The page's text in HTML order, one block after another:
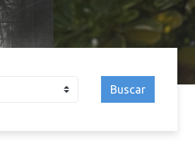
Buscar